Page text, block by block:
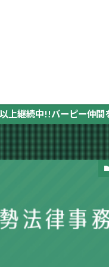
!!バーピー仲間を募集し